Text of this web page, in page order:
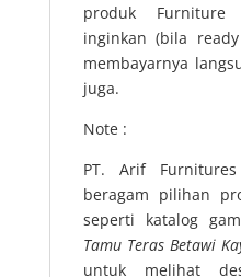
produk
inginkan (bila
membayarnya
juga.
Note :
PT. Arif Furnitures
beragam pilihan
seperti katalog
Tamu Teras Betawi
untuk melihat